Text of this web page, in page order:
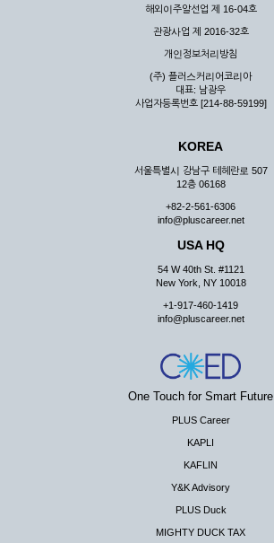
해외이주알선업 제 16-04호
관광사업 제 2016-32호
개인정보처리방침
(주) 플러스커리어코리아
대표: 남광우
사업자등록번호 [214-88-59199]
KOREA
서울특별시 강남구 테헤란로 507
12층 06168
+82-2-561-6306
info@pluscareer.net
USA HQ
54 W 40th St. #1121
New York, NY 10018
+1-917-460-1419
info@pluscareer.net
One Touch for Smart Future
PLUS Career
KAPLI
KAFLIN
Y&K Advisory
PLUS Duck
MIGHTY DUCK TAX